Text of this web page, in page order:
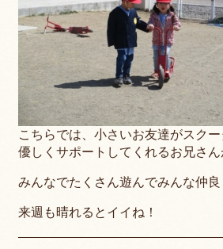
こちらでは、小さいお友達がスク
優しくサポートしてくれるお兄さ
みんなでたくさん遊んでみんな仲良
来週も晴れるとイイね！